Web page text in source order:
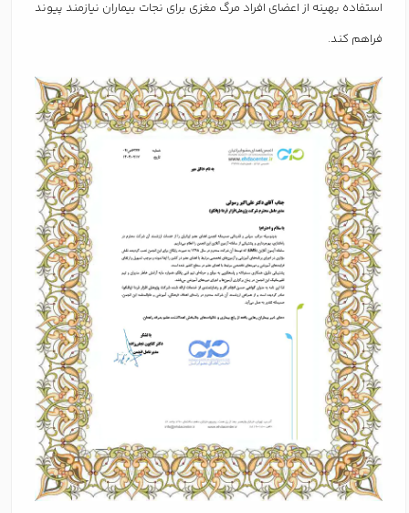
استفاده بهینه از اعضای افراد مرگ مغزی برای نجات بیماران نیازمند پیوند
فراهم کند.